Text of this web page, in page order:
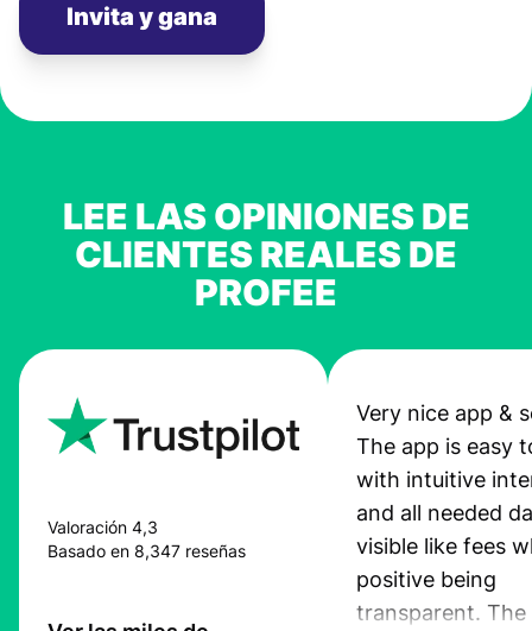
Invita y gana
LEE LAS OPINIONES DE
CLIENTES REALES DE
PROFEE
Valoración 4,3
Basado en 8,347 reseñas
Very nice app &
The app is easy
with intuitive
and all needed
visible like fees
positive being
transparent. The